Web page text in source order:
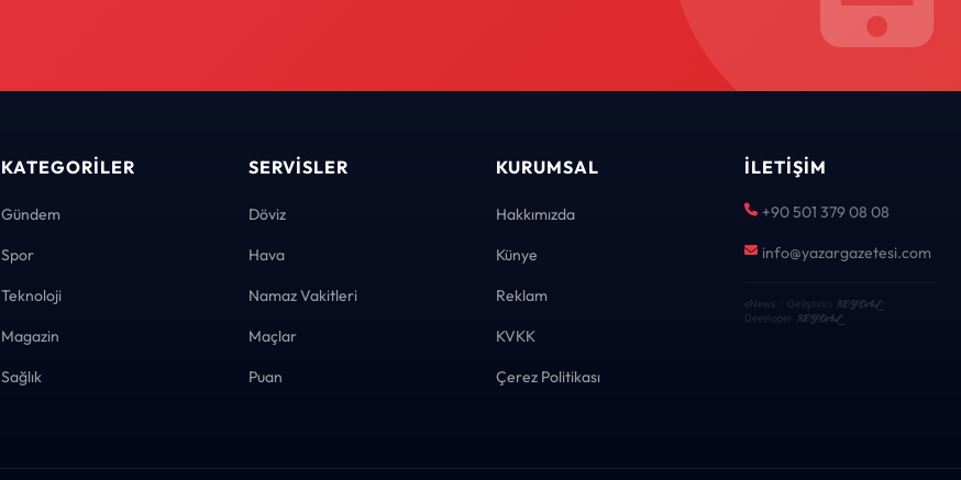
KATEGORILER
Gündem
Spor
Teknoloji
Magazin
Sağlık
SERVISLER
Döviz
Hava
Namaz Vakitleri
Maçlar
Puan
KURUMSAL
Hakkımızda
Künye
Reklam
KVKK
Çerez Politikası
İLETIŞIM
+90 501 379 08 08
info@yazargazetesi.com
eNews · Geliştirici KEYDAL·
Developer KEYDAL